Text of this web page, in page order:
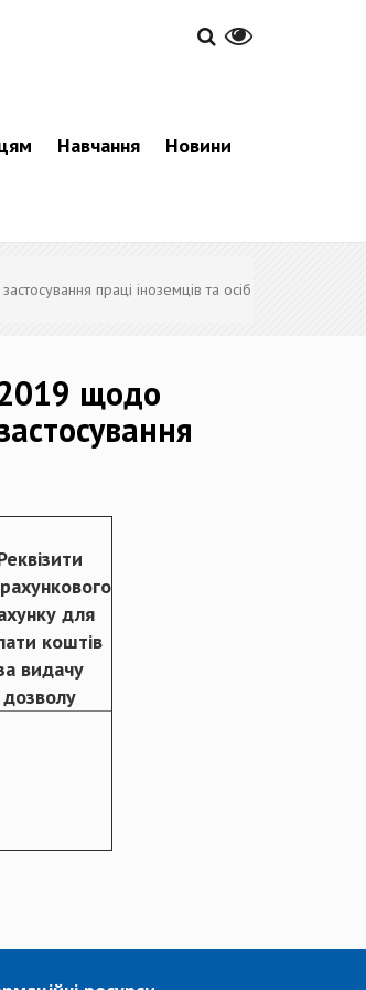
Навчання Новини
праці іноземців та осіб
щодо
для
коштів
видачу
дозволу